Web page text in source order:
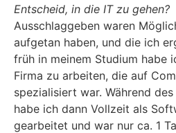
Entscheid, in die IT zu gehen?
Ausschlaggeben waren
aufgetan haben, und die ich
früh in meinem Studium habe
Firma zu arbeiten, die auf
spezialisiert war. Während
habe ich dann Vollzeit als
gearbeitet und war nur ca. 1